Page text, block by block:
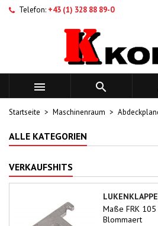
Telefon: +43 (1) 328 88 89-0
 
Startseite Maschinenraum
ALLE KATEGORIEN
VERKAUFSHITS
Maße FRK
Blommaert